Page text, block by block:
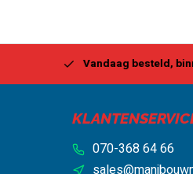
Vandaag besteld,
070-368 64 66